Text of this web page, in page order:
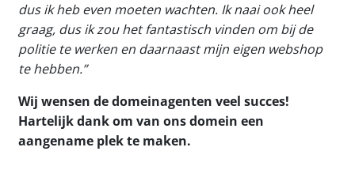
dus ik heb even moeten wachten. Ik naai ook heel
graag, dus ik zou het fantastisch vinden om bij de
politie te werken en daarnaast mijn eigen webshop
te hebben.”
Wij wensen de domeinagenten veel succes!
Hartelijk dank om van ons domein een
aangename plek te maken.